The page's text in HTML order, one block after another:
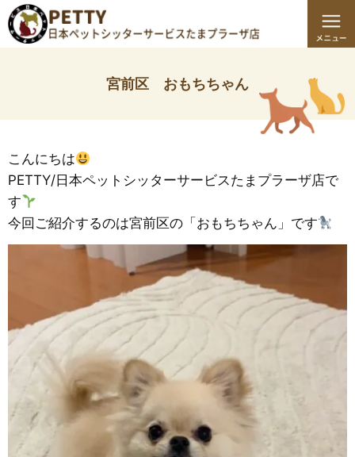
宮前区 おもちちゃん
こんにちは
PETTY/日本ペットシッターサービスたまプラーザ店で
す
今回ご紹介するのは宮前区の「おもちちゃん」です